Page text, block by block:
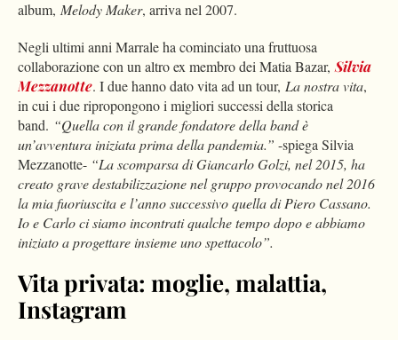
album, Melody Maker, arriva nel 2007.
Negli ultimi anni Marrale ha cominciato una fruttuosa
collaborazione con un altro ex membro dei Matia Bazar,Silvia
Mezzanotte. I due hanno dato vita ad un tour, La nostra vita,
in cui i due ripropongono i migliori successi della storica
band. “Quella con il grande fondatore della band è
un’avventura iniziata prima della pandemia.” -spiega Silvia
Mezzanotte- “La scomparsa di Giancarlo Golzi, nel 2015, ha
creato grave destabilizzazione nel gruppo provocando nel 2016
la mia fuoriuscita e l’anno successivo quella di Piero Cassano.
Io e Carlo ci siamo incontrati qualche tempo dopo e abbiamo
iniziato a progettare insieme uno spettacolo”.
Vita privata: moglie, malattia,
Instagram